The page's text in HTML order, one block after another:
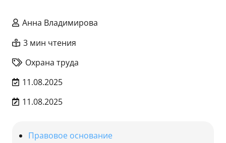
Анна Владимирова
3 мин чтения
Охрана труда
11.08.2025
11.08.2025
Правовое основание